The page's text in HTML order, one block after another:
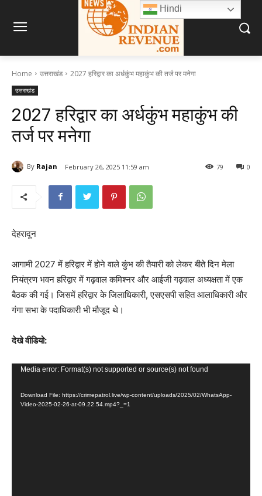
Home उत्तराखंड 2027 हरिद्वार का अर्धकुंभ महाकुंभ की तर्ज पर मनेगा
उत्तराखंड
2027 हरिद्वार का अर्धकुंभ महाकुंभ की
तर्ज पर मनेगा
By Rajan February 26, 2025 11:59 am 0
79
देहरादून
आगामी 2027 में हरिद्वार में होने वाले कुंभ की तैयारी को लेकर बीते दिन मेला
नियंत्रण भवन हरिद्वार में गढ़वाल कमिश्नर और आईजी गढ़वाल अध्यक्षता में एक
बैठक की गई। जिसमें हरिद्वार के जिलाधिकारी, एसएसपी सहित आलाधिकारी और
गंगा सभा के पदाधिकारी भी मौजूद थे।
देखे वीडियो:
Media error: Format(s) not supported or source(s) not found
Download File: https://crimepatrol.live/wp-content/uploads/2025/02/WhatsApp-
Video-2025-02-26-at-09.22.54.mp4?_=1
Hindi